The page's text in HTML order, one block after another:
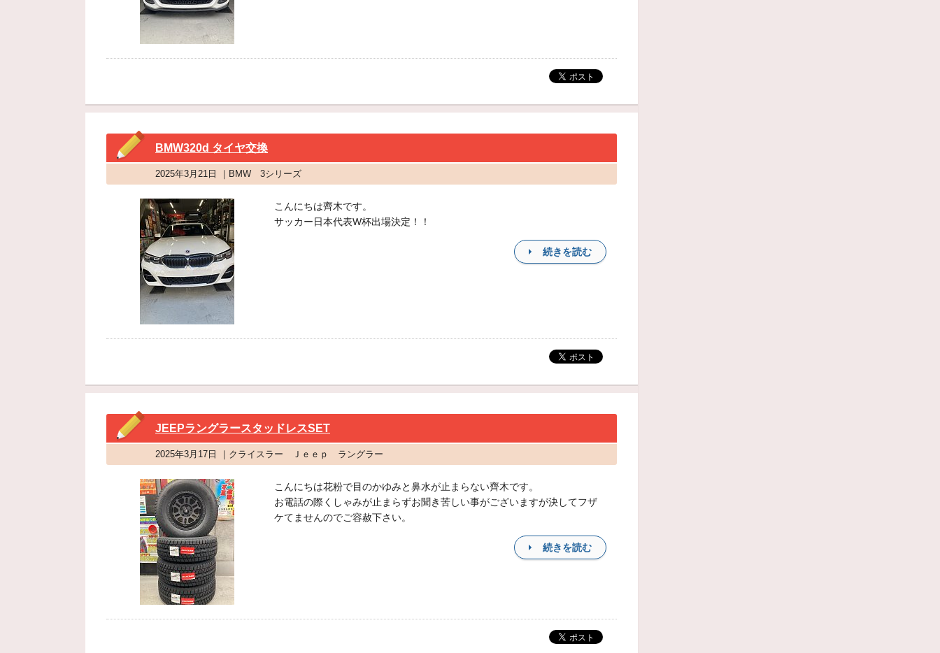
BMW320d タイヤ交換
2025年3月21日 ｜BMW 3シリーズ
こんにちは齊木です。
サッカー日本代表W杯出場決定！！
続きを読む
JEEPラングラースタッドレスSET
2025年3月17日 ｜クライスラー Ｊｅｅｐ ラングラー
こんにちは花粉で目のかゆみと鼻水が止まらない齊木です。
お電話の際くしゃみが止まらずお聞き苦しい事がございますが決してフザ
ケてませんのでご容赦下さい。
続きを読む